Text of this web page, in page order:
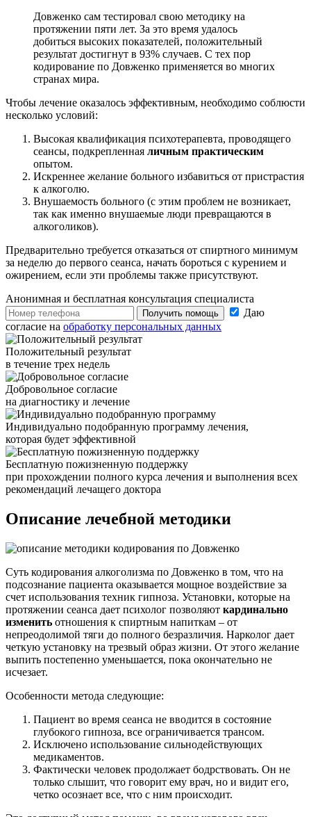
Довженко сам тестировал свою методику на
протяжении пяти лет. За это время удалось
добиться высоких показателей, положительный
результат достигнут в 93% случаев. С тех пор
кодирование по Довженко применяется во многих
странах мира.
Чтобы лечение оказалось эффективным, необходимо соблюсти
несколько условий:
Высокая квалификация психотерапевта, проводящего
сеансы, подкрепленная личным практическим
опытом.
Искреннее желание больного избавиться от пристрастия
к алкоголю.
Внушаемость больного (с этим проблем не возникает,
так как именно внушаемые люди превращаются в
алкоголиков).
Предварительно требуется отказаться от спиртного минимум
за неделю до первого сеанса, начать бороться с курением и
ожирением, если эти проблемы также присутствуют.
Анонимная и бесплатная консультация специалиста
Получить помощь
Даю
согласие на обработку персональных данных
Положительный результат
в течение трех недель
Добровольное согласие
на диагностику и лечение
Индивидуально подобранную программу лечения,
которая будет эффективной
Бесплатную пожизненную поддержку
при прохождении полного курса лечения и выполнения всех
рекомендаций лечащего доктора
Описание лечебной методики
Суть кодирования алкоголизма по Довженко в том, что на
подсознание пациента оказывается мощное воздействие за
счет использования техник гипноза. Установки, которые на
протяжении сеанса дает психолог позволяют кардинально
изменить отношения к спиртным напиткам – от
непреодолимой тяги до полного безразличия. Нарколог дает
четкую установку на трезвый образ жизни. От этого желание
выпить постепенно уменьшается, пока окончательно не
исчезает.
Особенности метода следующие:
Пациент во время сеанса не вводится в состояние
глубокого гипноза, все ограничивается трансом.
Исключено использование сильнодействующих
медикаментов.
Фактически человек продолжает бодрствовать. Он не
только слышит, что говорит ему врач, но и видит его,
четко осознает все, что с ним происходит.